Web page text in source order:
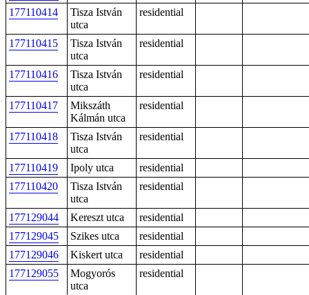
177110414
Tisza István
utca
residential
177110415
Tisza István
utca
residential
177110416
Tisza István
utca
residential
177110417
Mikszáth
Kálmán utca
residential
177110418
Tisza István
utca
residential
177110419 Ipoly utca
residential
177110420
Tisza István
utca
residential
177129044 Kereszt utca
residential
177129045
Szikes utca
residential
177129046
Kiskert utca
residential
177129055
Mogyorós
utca
residential